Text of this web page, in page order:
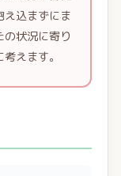
え込まずにま
状況に寄り
えます。